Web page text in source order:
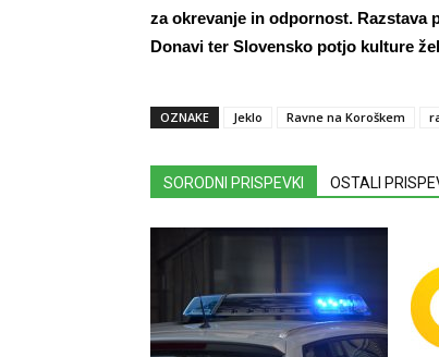
za okrevanje in odpornost. Razstava
Donavi ter Slovensko potjo kulture
OZNAKE Jeklo Ravne na Koroškem
SORODNI PRISPEVKI OSTALI